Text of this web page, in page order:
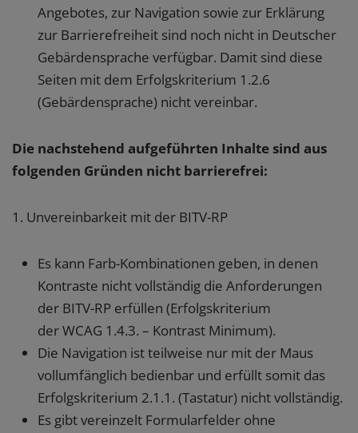
Angebotes, zur Navigation sowie zur Erklärung
zur Barrierefreiheit sind noch nicht in Deutscher
Gebärdensprache verfügbar. Damit sind diese
Seiten mit dem Erfolgskriterium 1.2.6
(Gebärdensprache) nicht vereinbar.
Die nachstehend aufgeführten Inhalte sind aus
folgenden Gründen nicht barrierefrei:
1. Unvereinbarkeit mit der BITV-RP
Es kann Farb-Kombinationen geben, in denen
Kontraste nicht vollständig die Anforderungen
der BITV-RP erfüllen (Erfolgskriterium
der WCAG 1.4.3. – Kontrast Minimum).
Die Navigation ist teilweise nur mit der Maus
vollumfänglich bedienbar und erfüllt somit das
Erfolgskriterium 2.1.1. (Tastatur) nicht vollständig.
Es gibt vereinzelt Formularfelder ohne